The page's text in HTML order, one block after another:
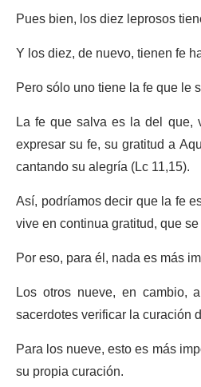
Pues bien, los diez leprosos
Y los diez, de nuevo, tienen fe
Pero sólo uno tiene la fe que le
La fe que salva es la del que,
expresar su fe, su gratitud a
cantando su alegría (Lc 11,15).
Así, podríamos decir que la fe
vive en continua gratitud, que
Por eso, para él, nada es más
Los otros nueve, en cambio,
sacerdotes verificar la curación
Para los nueve, esto es más
su propia curación.